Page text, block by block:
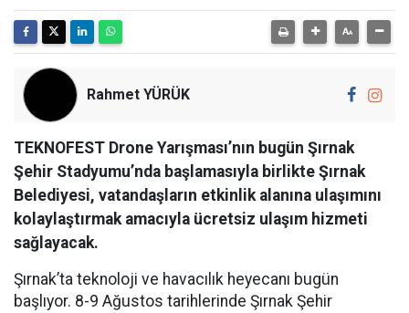
Rahmet YÜRÜK
TEKNOFEST Drone Yarışması’nın bugün Şırnak
Şehir Stadyumu’nda başlamasıyla birlikte Şırnak
Belediyesi, vatandaşların etkinlik alanına ulaşımını
kolaylaştırmak amacıyla ücretsiz ulaşım hizmeti
sağlayacak.
Şırnak’ta teknoloji ve havacılık heyecanı bugün
başlıyor. 8-9 Ağustos tarihlerinde Şırnak Şehir